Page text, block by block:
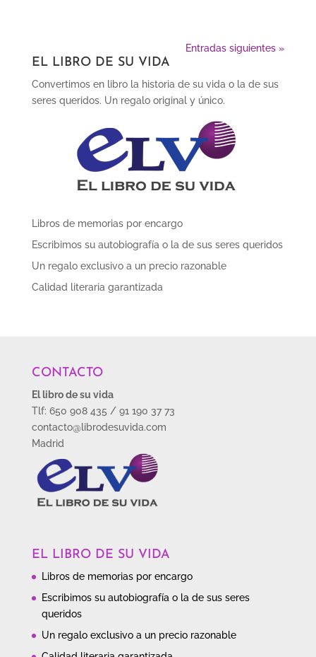
Entradas siguientes »
EL LIBRO DE SU VIDA
Convertimos en libro la historia de su vida o la de sus
seres queridos. Un regalo original y único.
Libros de memorias por encargo
Escribimos su autobiografía o la de sus seres queridos
Un regalo exclusivo a un precio razonable
Calidad literaria garantizada
CONTACTO
El libro de su vida
Tlf: 650 908 435 / 91 190 37 73
contacto@librodesuvida.com
Madrid
EL LIBRO DE SU VIDA
Libros de memorias por encargo
Escribimos su autobiografía o la de sus seres
queridos
Un regalo exclusivo a un precio razonable